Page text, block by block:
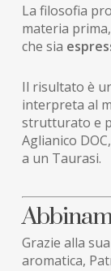
La filosofia
materia
che sia
Il risultato è
interpreta al
strutturato e
Aglianico
a un Taurasi.
Grazie alla
aromatica,